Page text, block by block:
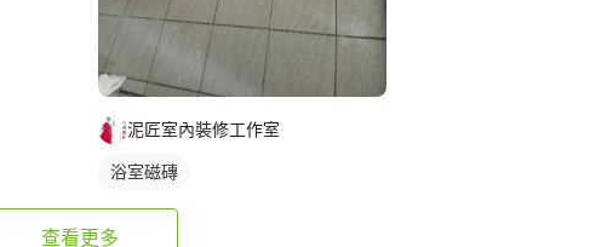
泥匠室內裝修工作室
浴室磁磚
查看更多